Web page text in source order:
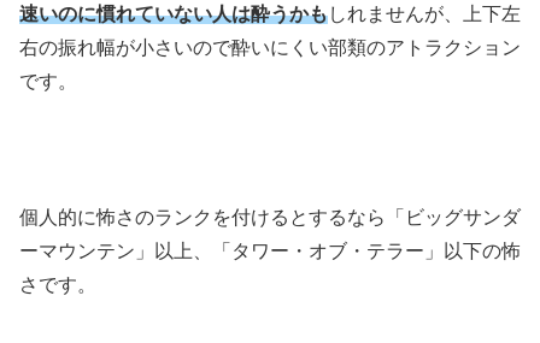
速いのに慣れていない人は酔うかもしれませんが、上下左
右の振れ幅が小さいので酔いにくい部類のアトラクション
です。
個人的に怖さのランクを付けるとするなら「ビッグサンダ
ーマウンテン」以上、「タワー・オブ・テラー」以下の怖
さです。